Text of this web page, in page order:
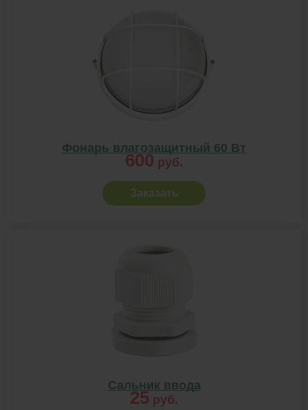
Фонарь влагозащитный 60 Вт
600 руб.
Заказать
Сальник ввода
25 руб.